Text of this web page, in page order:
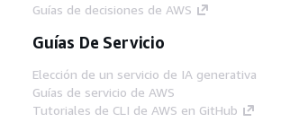
Guías de decisiones de AWS
Guías De Servicio
Elección de un servicio de IA generativa
Guías de servicio de AWS
Tutoriales de CLI de AWS en GitHub